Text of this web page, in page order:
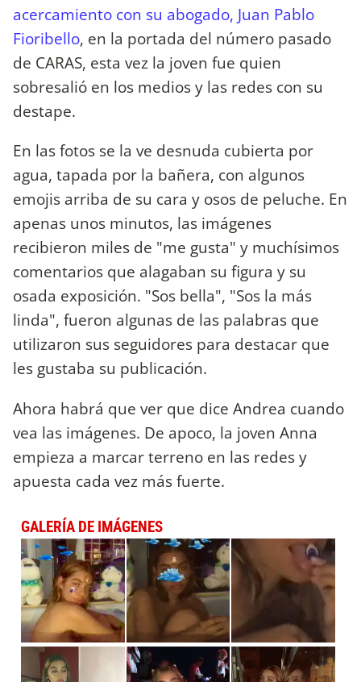
acercamiento con su abogado, Juan Pablo
Fioribello, en la portada del número pasado
de CARAS, esta vez la joven fue quien
sobresalió en los medios y las redes con su
destape.
En las fotos se la ve desnuda cubierta por
agua, tapada por la bañera, con algunos
emojis arriba de su cara y osos de peluche. En
apenas unos minutos, las imágenes
recibieron miles de "me gusta" y muchísimos
comentarios que alagaban su figura y su
osada exposición. "Sos bella", "Sos la más
linda", fueron algunas de las palabras que
utilizaron sus seguidores para destacar que
les gustaba su publicación.
Ahora habrá que ver que dice Andrea cuando
vea las imágenes. De apoco, la joven Anna
empieza a marcar terreno en las redes y
apuesta cada vez más fuerte.
GALERÍA DE IMÁGENES